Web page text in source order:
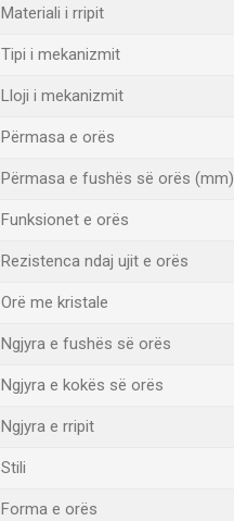
Materiali i rripit
Tipi i mekanizmit
Lloji i mekanizmit
Përmasa e orës
Përmasa e fushës së orës (mm)
Funksionet e orës
Rezistenca ndaj ujit e orës
Orë me kristale
Ngjyra e fushës së orës
Ngjyra e kokës së orës
Ngjyra e rripit
Stili
Forma e orës